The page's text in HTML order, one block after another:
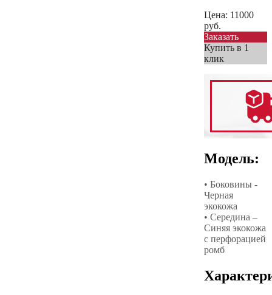
Цена: 11000
руб.
Заказать
Купить в 1
клик
Модель:
• Боковины -
Черная
экокожа
• Середина –
Синяя экокожа
с перфорацией
ромб